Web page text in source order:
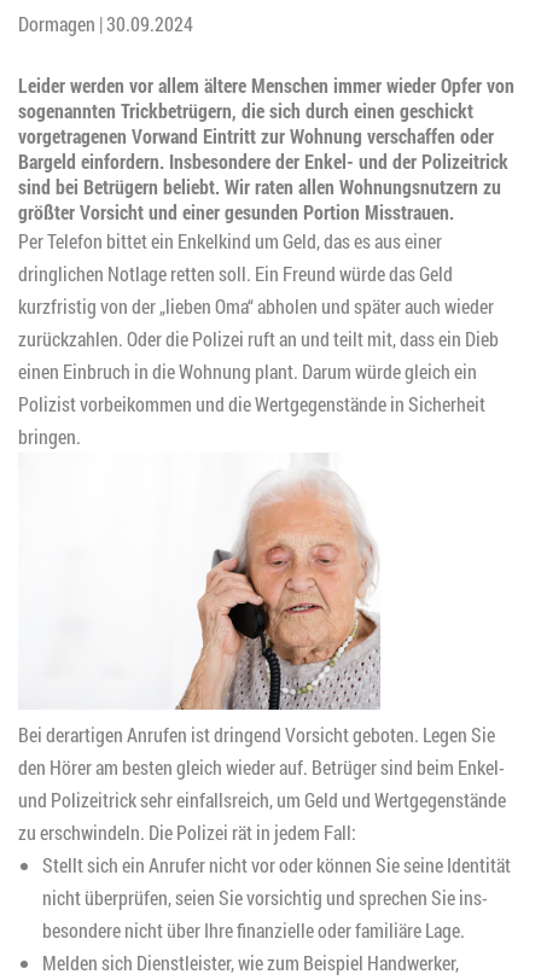
Dormagen | 30.09.2024
Leider werden vor allem ältere Menschen immer wieder Opfer von
sogenannten Trickbetrügern, die sich durch einen geschickt
vorgetragenen Vorwand Eintritt zur Wohnung verschaffen oder
Bargeld einfordern. Insbesondere der Enkel- und der Polizeitrick
sind bei Betrügern beliebt. Wir raten allen Wohnungsnutzern zu
größter Vorsicht und einer gesunden Portion Misstrauen.
Per Telefon bittet ein Enkelkind um Geld, das es aus einer
dringlichen Notlage retten soll. Ein Freund würde das Geld
kurzfristig von der „lieben Oma“ abholen und später auch wieder
zurückzahlen. Oder die Polizei ruft an und teilt mit, dass ein Dieb
einen Einbruch in die Wohnung plant. Darum würde gleich ein
Polizist vorbeikommen und die Wertgegenstände in Sicherheit
bringen.
Bei derartigen Anrufen ist dringend Vorsicht geboten. Legen Sie
den Hörer am besten gleich wieder auf. Betrüger sind beim Enkel-
und Polizeitrick sehr einfallsreich, um Geld und Wertgegenstände
zu erschwindeln. Die Polizei rät in jedem Fall:
Stellt sich ein Anrufer nicht vor oder können Sie seine Identität
nicht überprüfen, seien Sie vorsichtig und sprechen Sie ins-
besondere nicht über Ihre finanzielle oder familiäre Lage.
Melden sich Dienstleister, wie zum Beispiel Handwerker,